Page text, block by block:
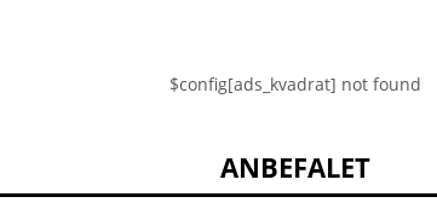
$config[ads_kvadrat] not found
ANBEFALET